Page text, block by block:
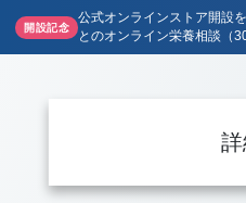
開設記念
公式オンラインストア開設
とのオンライン栄養相談（